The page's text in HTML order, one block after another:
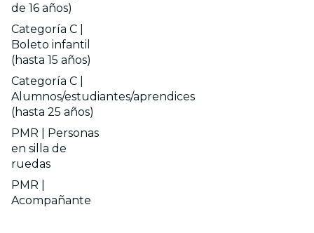
de 16 años)
Categoría C |
Boleto infantil
(hasta 15 años)
Categoría C |
Alumnos/estudiantes/aprendices
(hasta 25 años)
PMR | Personas
en silla de
ruedas
PMR |
Acompañante